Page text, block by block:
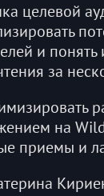
целевой
и понять
за
на
приемы и